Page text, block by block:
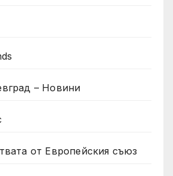
– Новини
от Европейския съюз